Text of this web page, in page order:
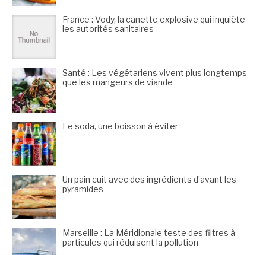
France : Vody, la canette explosive qui inquiète
les autorités sanitaires
Santé : Les végétariens vivent plus longtemps
que les mangeurs de viande
Le soda, une boisson à éviter
Un pain cuit avec des ingrédients d’avant les
pyramides
Marseille : La Méridionale teste des filtres à
particules qui réduisent la pollution